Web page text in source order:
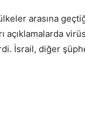
arasına
açıklamalarda
İsrail, diğer